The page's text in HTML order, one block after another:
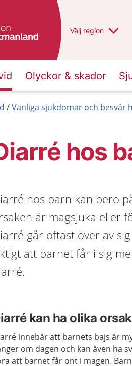
Du har valt region
Välj en annan
region
Olyckor & skador
Vanliga sjukdomar och besvär
hos
hos barn kan bero
är magsjuka eller
går oftast över av
att barnet får i sig
kan ha olika
innebär att barnets bajs är
om dagen och kan även ha
att barnet får ont i magen.